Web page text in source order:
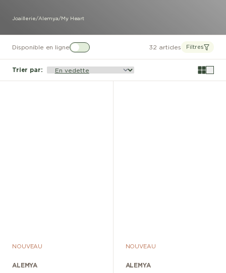
Joaillerie/Alemya/ My Heart
Disponible en ligne 32 articles Filtres
Trier par:
NOUVEAU
ALEMYA
NOUVEAU
ALEMYA